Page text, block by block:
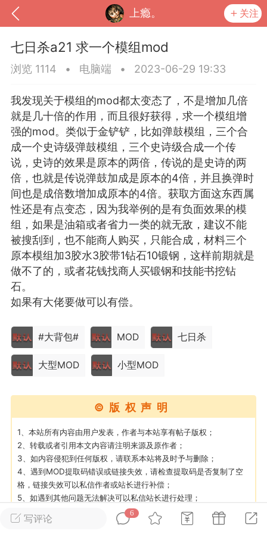
上瘾。 关注
我的钱包 道具 排行榜
MOD下载 攻略教程 联机招募
大人
Lv.8
卖挂
禁止发布联机可用的作弊模组，
单机辅助引流私下售卖服务器外挂！
作弊模组的发布规范近期收到一些信息
环境，中文网特此发布以下声明，规范
模组的发布行为：1. *...
72 2.23w
大人
Lv.8
写评论
6
七日杀a21 求一个模组mod
浏览 1114 • 电脑端 • 2023-06-29 19:33
我发现关于模组的mod都太变态了，不是增加几倍
就是几十倍的作用，而且很好获得，求一个模组增
强的mod。类似于金铲铲，比如弹鼓模组，三个合
成一个史诗级弹鼓模组，三个史诗级合成一个传
说，史诗的效果是原本的两倍，传说的是史诗的两
倍，也就是传说弹鼓加成是原本的4倍，并且换弹时
间也是成倍数增加成原本的4倍。获取方面这东西属
性还是有点变态，因为我举例的是有负面效果的模
组，如果是油箱或者省力一类的就无敌，建议不能
被搜刮到，也不能商人购买，只能合成，材料三个
原本模组加3胶水3胶带1钻石10锻钢，这样前期就是
做不了的，或者花钱找商人买锻钢和技能书挖钻
石。
如果有大佬要做可以有偿。
#大背包# MOD 七日杀
大型MOD 小型MOD
©版权声明
1、本站所有内容由用户发表，作者与本站享有帖子版权；
2、转载或者引用本文内容请注明来源及原作者；
3、如内容侵犯到任何版权，请联系本站将及时予与删除；
4、遇到MOD提取码错误或链接失效，请检查提取码是否复制了空
格，链接失效可以私信作者或站长进行补偿；
5、如遇到其他问题无法解决可以私信站长进行处理；
6、游戏MOD属于虚拟数字商品，一经购买即获得了内容，原则上
不允许申请退款，购买即默认同意上述规则；